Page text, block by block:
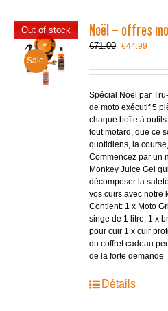
Out of stock
Sale!
Noël – offres
€71.00 Le
initial
€71.00.
€44.99
Spécial Noël par
de moto exécutif 5
chaque boîte à
tout motard, que ce
quotidiens, la
Commencez par un
Monkey Juice Gel
décomposer la
vos cuirs avec notre
Contient: 1 x Moto
singe de 1 litre. 1 x
pour cuir 1 x cuir
du coffret cadeau
de la forte demande
Détails